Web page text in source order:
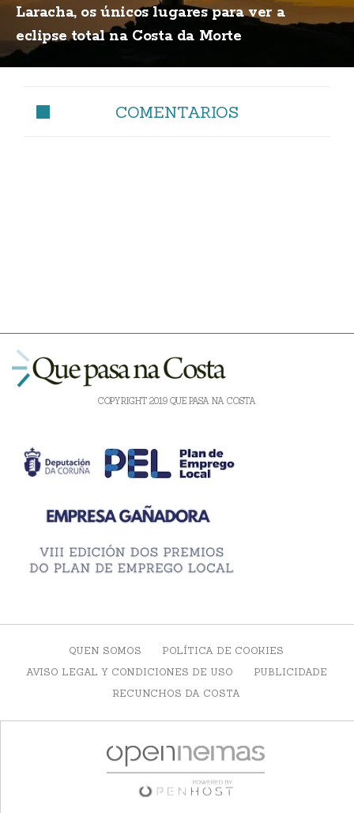
Laracha, os únicos lugares para ver a
eclipse total na Costa da Morte
COMENTARIOS
COPYRIGHT 2019 QUE PASA NA COSTA
QUEN SOMOS
POLÍTICA DE COOKIES
AVISO LEGAL Y CONDICIONES DE USO
PUBLICIDADE
RECUNCHOS DA COSTA